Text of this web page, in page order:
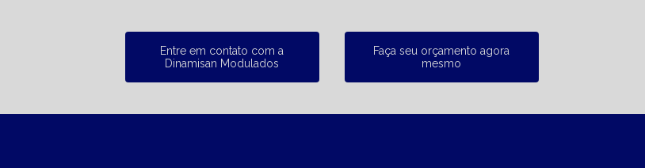
Entre em contato com a
Dinamisan Modulados
Faça seu orçamento agora
mesmo